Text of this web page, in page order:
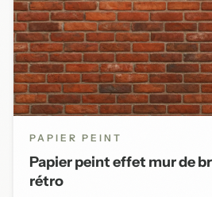
PAPIER PEINT
Papier peint effet mur de
rétro